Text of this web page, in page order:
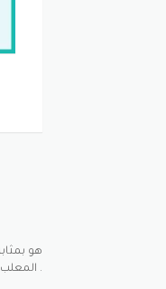
المعلب والمثلج ، منتجات الالبان والبيض ، زيوت وسمن ، سناكس وشوكلا ، مشروبات ، منتجات للعناية بالمنزل والعناية الشخصية .